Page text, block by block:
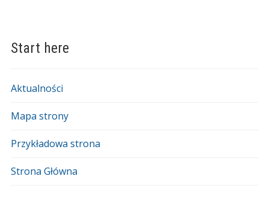
Start here
Aktualności
Mapa strony
Przykładowa strona
Strona Główna